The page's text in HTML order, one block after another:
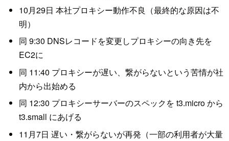
10月29日 本社プロキシー動作不良（最終的な原因は不
明）
同 9:30 DNSレコードを変更しプロキシーの向き先を
EC2に
同 11:40 プロキシーが遅い、繋がらないという苦情が社
内から出始める
同 12:30 プロキシーサーバーのスペックを t3.micro から
t3.small にあげる
11月7日 遅い・繋がらないが再発（一部の利用者が大量